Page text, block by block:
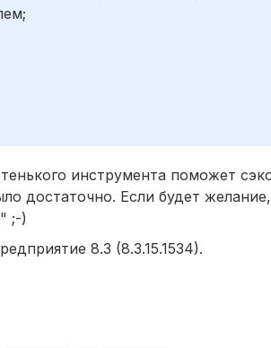
инструмента поможет
достаточно. Если будет
;-)
8.3 (8.3.15.1534).